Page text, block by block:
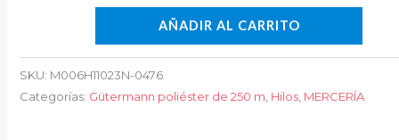
AÑADIR AL CARRITO
SKU: M006H11023N-0476
Categorías: Gütermann poliéster de 250 m Hilos MERCERÍA